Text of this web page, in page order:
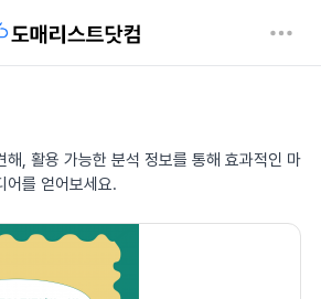
해, 활용 가능한 분석 정보를 통해 효과적인 마
어를 얻어보세요.